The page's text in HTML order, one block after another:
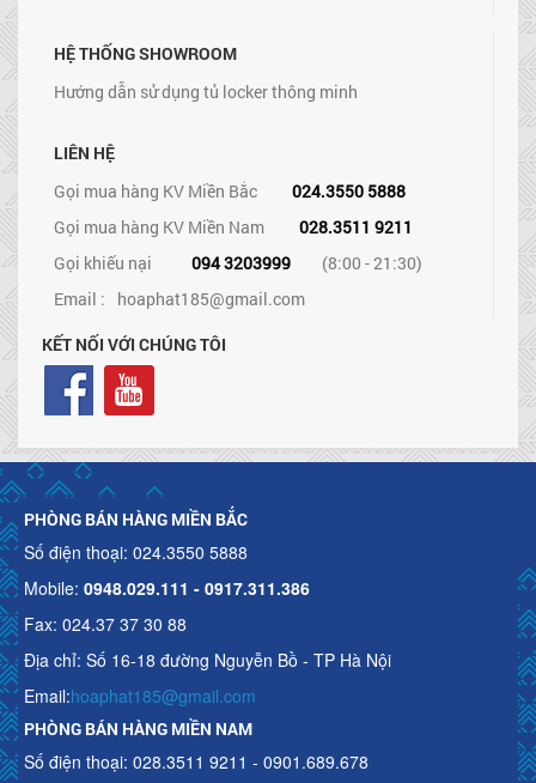
HỆ THỐNG SHOWROOM
Hướng dẫn sử dụng tủ locker thông minh
LIÊN HỆ
Gọi mua hàng KV Miền Bắc
024.3550 5888
Gọi mua hàng KV Miền Nam
028.3511 9211
Gọi khiếu nại
094 3203999
(8:00 - 21:30)
Email : hoaphat185@gmail.com
KẾT NỐI VỚI CHÚNG TÔI
PHÒNG BÁN HÀNG MIỀN BẮC
Số điện thoại: 024.3550 5888
Mobile: 0948.029.111 - 0917.311.386
Fax: 024.37 37 30 88
Địa chỉ: Số 16-18 đường Nguyễn Bồ - TP Hà Nội
Email:hoaphat185@gmail.com
PHÒNG BÁN HÀNG MIỀN NAM
Số điện thoại: 028.3511 9211 - 0901.689.678